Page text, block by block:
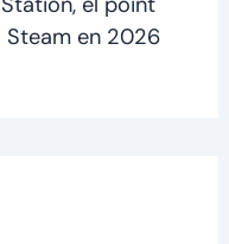
Steam en 2026